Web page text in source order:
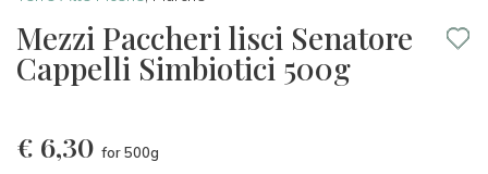
Mezzi Paccheri lisci Senatore
Cappelli Simbiotici 500g
€ 6,30 for 500g